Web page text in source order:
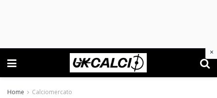
Home Calciomercato
×